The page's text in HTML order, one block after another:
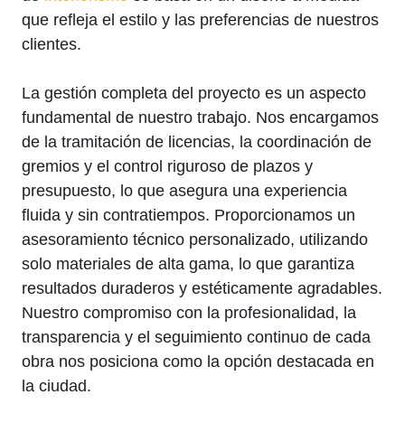
que refleja el estilo y las preferencias de nuestros
clientes.
La gestión completa del proyecto es un aspecto
fundamental de nuestro trabajo. Nos encargamos
de la tramitación de licencias, la coordinación de
gremios y el control riguroso de plazos y
presupuesto, lo que asegura una experiencia
fluida y sin contratiempos. Proporcionamos un
asesoramiento técnico personalizado, utilizando
solo materiales de alta gama, lo que garantiza
resultados duraderos y estéticamente agradables.
Nuestro compromiso con la profesionalidad, la
transparencia y el seguimiento continuo de cada
obra nos posiciona como la opción destacada en
la ciudad.